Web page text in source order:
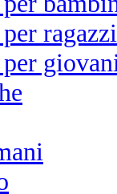
ragazzi